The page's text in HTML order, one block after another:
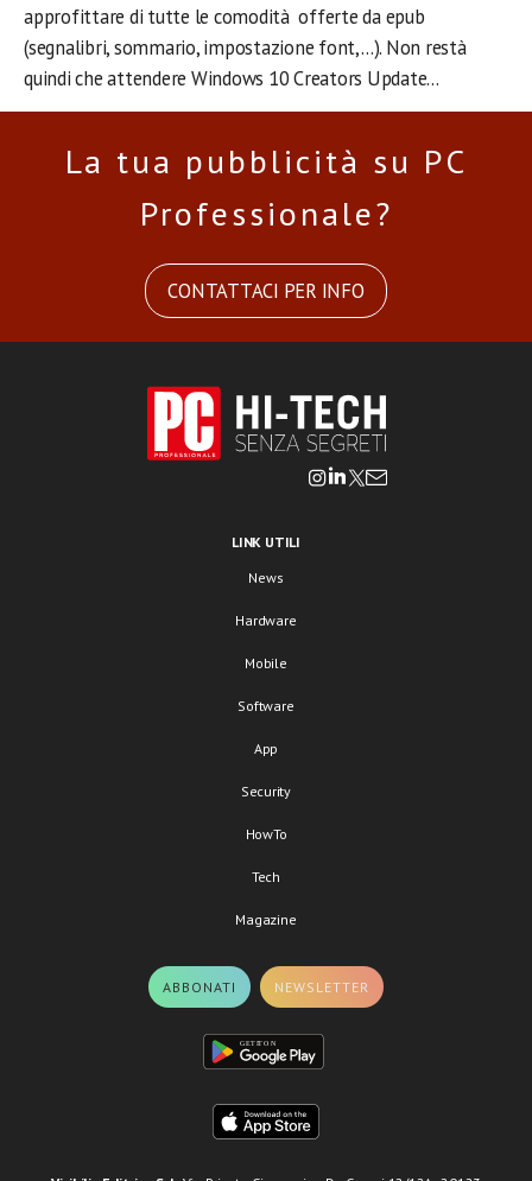
approfittare di tutte le comodità offerte da epub
(segnalibri, sommario, impostazione font,…). Non restà
quindi che attendere Windows 10 Creators Update…
La tua pubblicità su PC
Professionale?
CONTATTACI PER INFO
LINK UTILI
News
Hardware
Mobile
Software
App
Security
HowTo
Tech
Magazine
ABBONATI NEWSLETTER